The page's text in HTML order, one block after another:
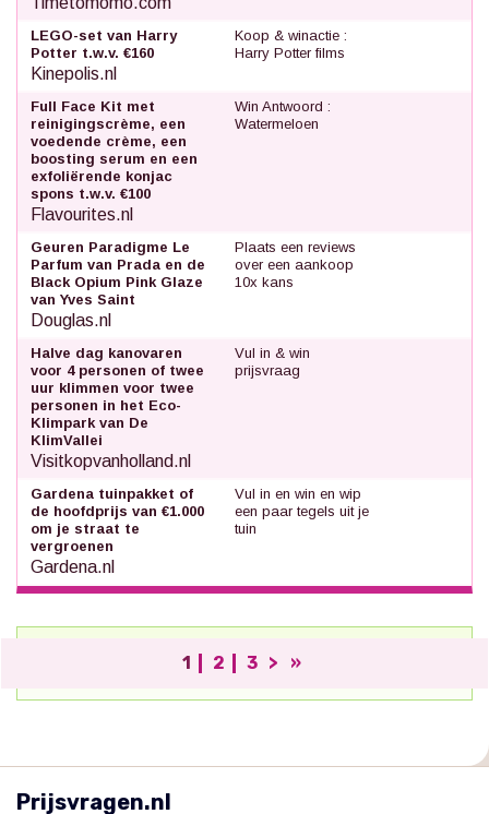
LEGO-set van Harry
Potter t.w.v. €160
Kinepolis.nl
Koop & winactie :
Harry Potter films
Full Face Kit met
reinigingscrème, een
voedende crème, een
boosting serum en een
exfoliërende konjac
spons t.w.v. €100
Flavourites.nl
Win Antwoord :
Watermeloen
Geuren Paradigme Le
Parfum van Prada en de
Black Opium Pink Glaze
van Yves Saint
Douglas.nl
Plaats een reviews
over een aankoop
10x kans
Halve dag kanovaren
voor 4 personen of twee
uur klimmen voor twee
personen in het Eco-
Klimpark van De
KlimVallei
Visitkopvanholland.nl
Vul in & win
prijsvraag
Gardena tuinpakket of
de hoofdprijs van €1.000
om je straat te
vergroenen
Gardena.nl
Vul in en win en wip
een paar tegels uit je
tuin
1 2 3 > »
Prijsvragen.nl